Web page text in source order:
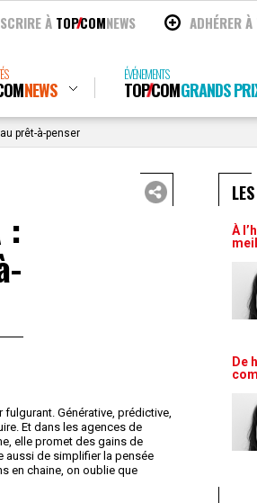
À TOPCOMNEWS ADHÉRER À
NEWS
ÉVÉNEMENTS
TOPCOMGRANDS
prêt-à-penser
:
Générative, prédictive,
Et dans les agences de
elle promet des gains de
aussi de simplifier la pensée
en chaine, on oublie que
À
De